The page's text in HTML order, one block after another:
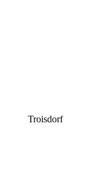
Troisdorf